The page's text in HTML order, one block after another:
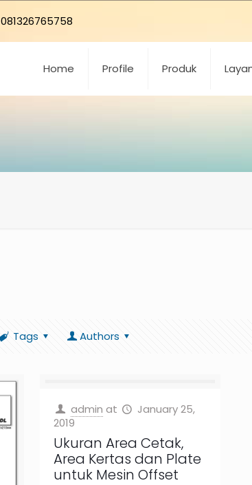
081326765758
Home Profile Produk
Tags Authors
admin at
January 25,
2019
Ukuran Area Cetak,
Area Kertas dan Plate
untuk Mesin Offset